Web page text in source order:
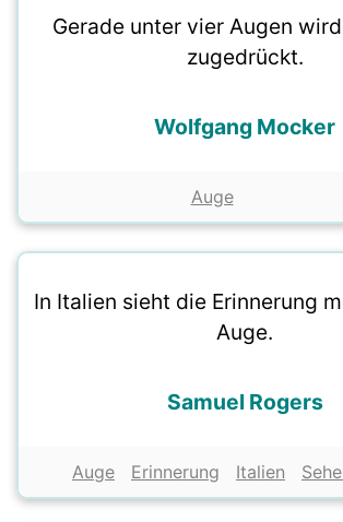
Gerade unter vier Augen
zugedrückt.
Wolfgang Mocker
Auge
In Italien sieht die Erinnerung
Auge.
Samuel Rogers
Auge Erinnerung Italien